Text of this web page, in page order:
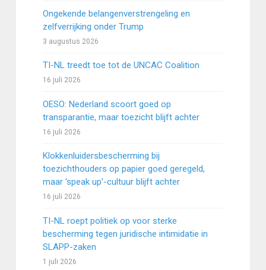
Ongekende belangenverstrengeling en
zelfverrijking onder Trump
3 augustus 2026
TI-NL treedt toe tot de UNCAC Coalition
16 juli 2026
OESO: Nederland scoort goed op
transparantie, maar toezicht blijft achter
16 juli 2026
Klokkenluidersbescherming bij
toezichthouders op papier goed geregeld,
maar ‘speak up’-cultuur blijft achter
16 juli 2026
TI-NL roept politiek op voor sterke
bescherming tegen juridische intimidatie in
SLAPP-zaken
1 juli 2026